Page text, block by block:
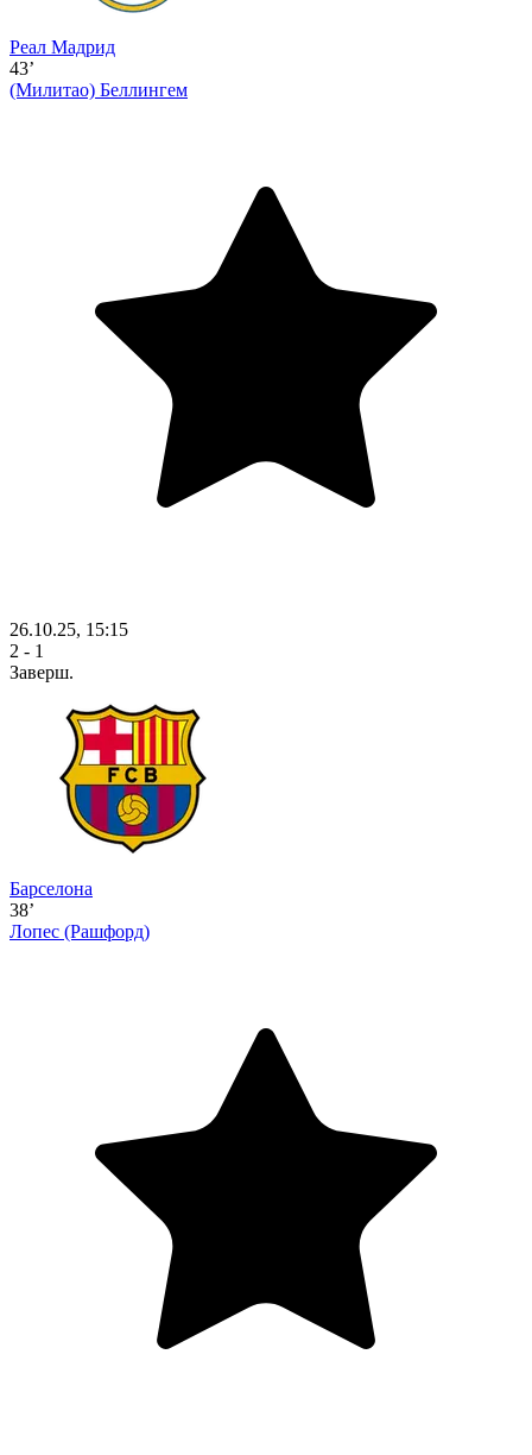
Реал Мадрид
43’
(Милитао) Беллингем
26.10.25, 15:15
2 - 1
Заверш.
Барселона
38’
Лопес (Рашфорд)